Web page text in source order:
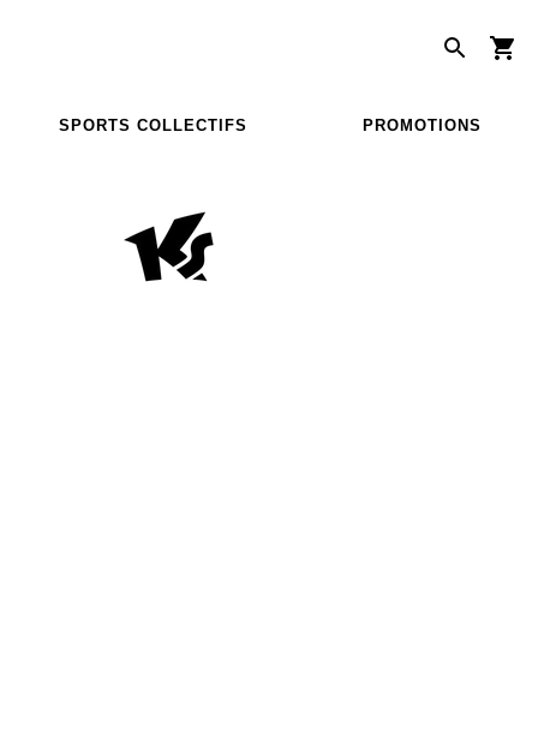
SPORTS COLLECTIFS PROMOTIONS